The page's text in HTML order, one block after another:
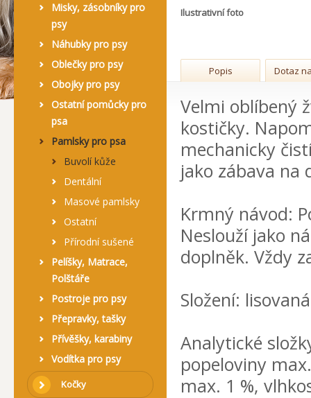
Misky, zásobníky pro
psy
Náhubky pro psy
Oblečky pro psy
Obojky pro psy
Ostatní pomůcky pro
psa
Pamlsky pro psa
Buvolí kůže
Dentální
Masové pamlsky
Ostatní
Přírodní sušené
Pelíšky, Matrace,
Polštáře
Postroje pro psy
Přepravky, tašky
Přívěšky, karabiny
Vodítka pro psy
Kočky
Ilustrativní foto
Popis Dotaz
Velmi oblíbený
kostičky.
mechanicky
jako zábava na
Krmný návod:
Neslouží jako
doplněk. Vždy
Složení:
Analytické
popeloviny
max. 1 %,